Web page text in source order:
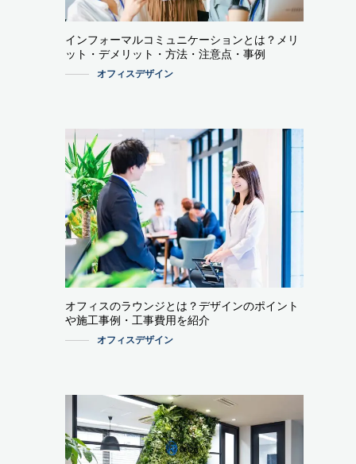
インフォーマルコミュニケーションとは？メリ
ット・デメリット・方法・注意点・事例
オフィスデザイン
オフィスのラウンジとは？デザインのポイント
や施工事例・工事費用を紹介
オフィスデザイン